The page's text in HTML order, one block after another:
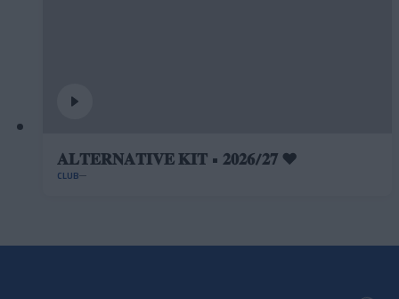
𝐀𝐋𝐓𝐄𝐑𝐍𝐀𝐓𝐈𝐕𝐄 𝐊𝐈𝐓 • 𝟐𝟎𝟐𝟔/𝟐𝟕 ❤️
CLUB